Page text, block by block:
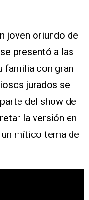
joven oriundo de
presentó a las
familia con gran
jurados se
del show de
la versión en
un mítico tema de